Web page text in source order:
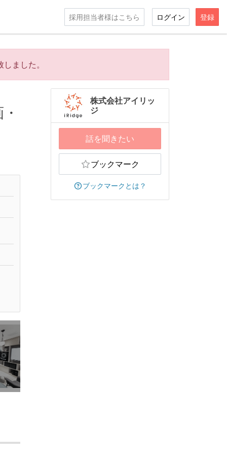
採用担当者様はこちら ログイン 登録
ました。
株式会社アイリッ
ジ
話を聞きたい
ブックマーク
ブックマークとは？